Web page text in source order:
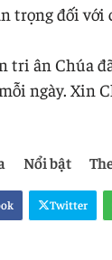
trọng đối với
tri ân Chúa
ngày. Xin
Nổi bật
Twitter